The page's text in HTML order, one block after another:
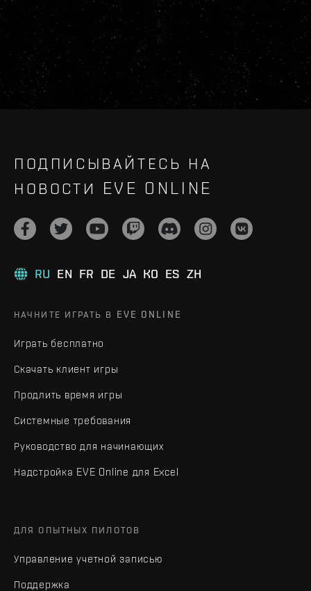
ПОДПИСЫВАЙТЕСЬ НА
НОВОСТИ EVE ONLINE
RU EN FR DE JA KO ES ZH
НАЧНИТЕ ИГРАТЬ В EVE ONLINE
Играть бесплатно
Скачать клиент игры
Продлить время игры
Системные требования
Руководство для начинающих
Надстройка EVE Online для Excel
ДЛЯ ОПЫТНЫХ ПИЛОТОВ
Управление учетной записью
Поддержка